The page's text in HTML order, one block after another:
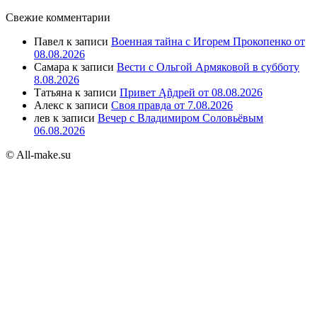
Свежие комментарии
Павел к записи Военная тайна с Игорем Прокопенко от
08.08.2026
Самара к записи Вести с Ольгой Армяковой в субботу
8.08.2026
Татьяна к записи Привет Ąñдpей от 08.08.2026
Алекс к записи Своя правда от 7.08.2026
лев к записи Вечер с Владимиром Соловьёвым
06.08.2026
© All-make.su